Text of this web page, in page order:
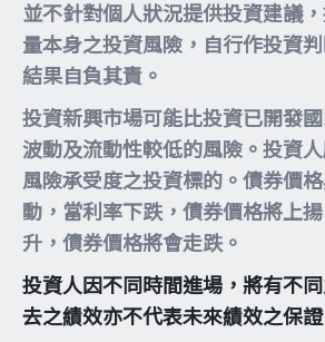
並不針對個人狀況提供投資建議
量本身之投資風險，自行作投資
結果自負其責。
投資新興市場可能比投資已開發
波動及流動性較低的風險。投資
風險承受度之投資標的。債券價
動，當利率下跌，債券價格將上
升，債券價格將會走跌。
投資人因不同時間進場，將有不
去之績效亦不代表未來績效之保證